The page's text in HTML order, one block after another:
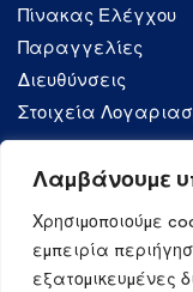
Λαμβάνουμε
Χρησιμοποιούμε
εμπειρία
εξατομικευμένες
Πίνακας Ελέγχου
Παραγγελίες
Διευθύνσεις
Στοιχεία
Κατηγορίες
Ζυμαρικά